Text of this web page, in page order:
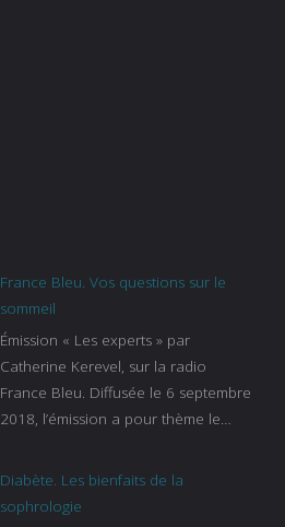
France Bleu. Vos questions sur le
sommeil
Émission « Les experts » par
Catherine Kerevel, sur la radio
France Bleu. Diffusée le 6 septembre
2018, l’émission a pour thème le
bleu :
https://www.francebleu.fr/emissions/l
Diabète. Les bienfaits de la
sophrologie